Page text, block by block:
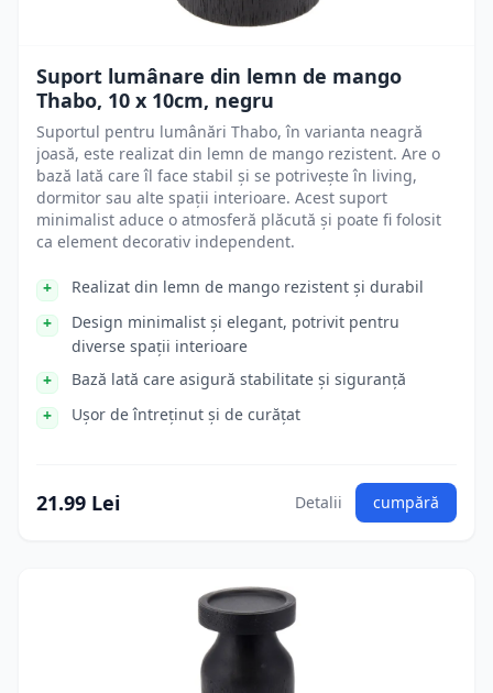
Suport lumânare din lemn de mango
Thabo, 10 x 10cm, negru
Suportul pentru lumânări Thabo, în varianta neagră
joasă, este realizat din lemn de mango rezistent. Are o
bază lată care îl face stabil și se potrivește în living,
dormitor sau alte spații interioare. Acest suport
minimalist aduce o atmosferă plăcută și poate fi folosit
ca element decorativ independent.
Realizat din lemn de mango rezistent și durabil
Design minimalist și elegant, potrivit pentru
diverse spații interioare
Bază lată care asigură stabilitate și siguranță
Ușor de întreținut și de curățat
21.99 Lei Detalii cumpără